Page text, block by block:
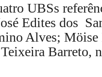
UBSs
Edites dos
Alves; Möise
Barreto,